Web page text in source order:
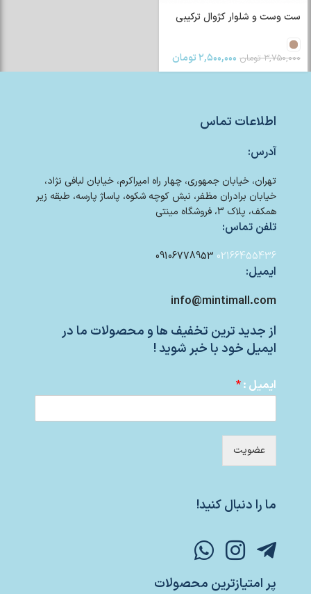
ست وست و شلوار کژوال ترکیبی
۳,۷۵۰,۰۰۰ تومان ۲,۵۰۰,۰۰۰تومان
اطلاعات تماس
آدرس:
تهران، خیابان جمهوری، چهار راه امیراکرم، خیابان لبافی نژاد،
خیابان برادران مظفر، نبش کوچه شکوه، پاساژ پارسه، طبقه زیر
همکف، پلاک 3، فروشگاه مینتی
تلفن تماس:
02166455436
09106778953
ایمیل:
info@mintimall.com
از جدید ترین تخفیف ها و محصولات ما در
ایمیل خود با خبر شوید !
ایمیل :*
عضویت
ما را دنبال کنید!
پر امتیازترین محصولات